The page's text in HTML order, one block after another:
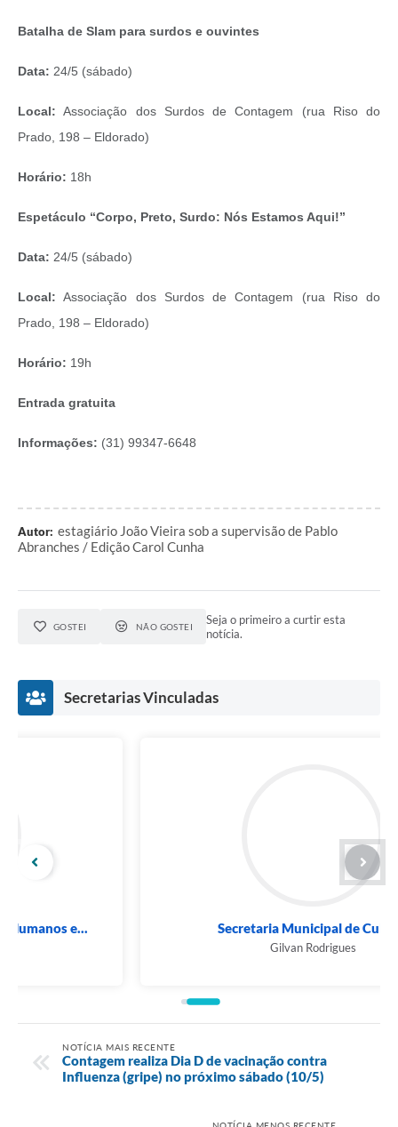
Batalha de Slam para surdos e ouvintes
Data: 24/5 (sábado)
Local: Associação dos Surdos de Contagem (rua Riso do
Prado, 198 – Eldorado)
Horário: 18h
Espetáculo “Corpo, Preto, Surdo: Nós Estamos Aqui!”
Data: 24/5 (sábado)
Local: Associação dos Surdos de Contagem (rua Riso do
Prado, 198 – Eldorado)
Horário: 19h
Entrada gratuita
Informações: (31) 99347-6648
Autor: estagiário João Vieira sob a supervisão de Pablo
Abranches / Edição Carol Cunha
GOSTEI NÃO GOSTEI
Seja o primeiro a curtir esta
notícia.
Secretarias Vinculadas
Secretaria Municipal de Cultura
NOTÍCIA MAIS RECENTE
Contagem realiza Dia D de vacinação contra
Influenza (gripe) no próximo sábado (10/5)
NOTÍCIA MENOS RECENTE